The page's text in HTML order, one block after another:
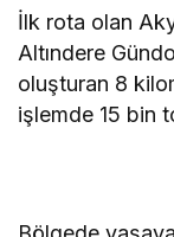
İlk rota olan
Altındere
oluşturan 8
işlemde 15 bin